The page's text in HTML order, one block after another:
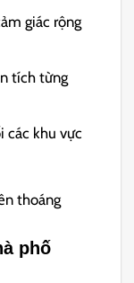
giác rộng
tích từng
các khu vực
thoáng
phố